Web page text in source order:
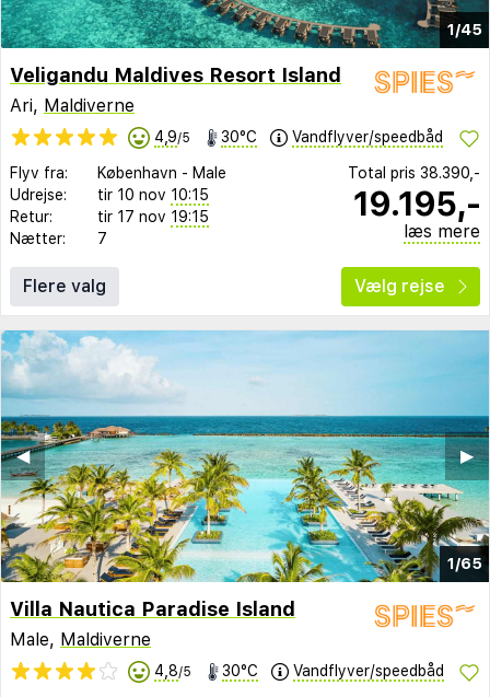
1/45
Veligandu Maldives Resort Island
Ari, Maldiverne
4,9/5 30°C Vandflyver/speedbåd
Flyv fra: København - Male
Udrejse:
tir 10 nov 10:15
Retur:
tir 17 nov 19:15
Nætter:
7
Total pris 38.390,-
19.195,-
læs mere
Flere valg Vælg rejse
1/65
▶︎
◀︎
Villa Nautica Paradise Island
Male, Maldiverne
4,8/5 30°C Vandflyver/speedbåd